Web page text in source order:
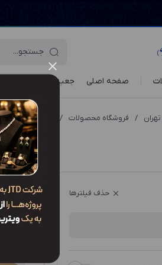
صفحه اصلی جعبه‌ ها
/ فروشگاه محصولات / انواع مدل
حذف فیلترها
ترتیب